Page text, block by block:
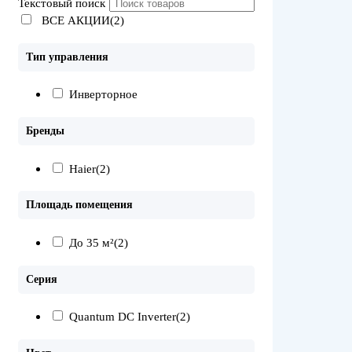
Текстовый поиск
ВСЕ АКЦИИ(2)
Тип управления
Инверторное
Бренды
Haier(2)
Площадь помещения
До 35 м²(2)
Серия
Quantum DC Inverter(2)